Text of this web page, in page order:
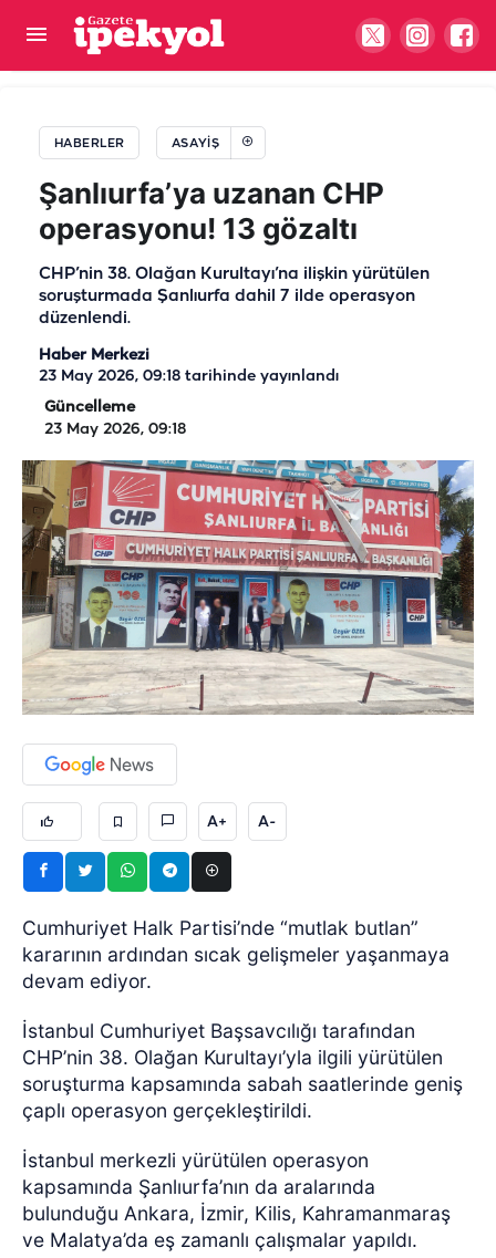
HABERLER ASAYIŞ
Şanlıurfa’ya uzanan CHP
operasyonu! 13 gözaltı
CHP’nin 38. Olağan Kurultayı’na ilişkin yürütülen
soruşturmada Şanlıurfa dahil 7 ilde operasyon
düzenlendi.
Haber Merkezi
23 May 2026, 09:18 tarihinde yayınlandı
Güncelleme
23 May 2026, 09:18
A+ A-
Cumhuriyet Halk Partisi’nde “mutlak butlan”
kararının ardından sıcak gelişmeler yaşanmaya
devam ediyor.
İstanbul Cumhuriyet Başsavcılığı tarafından
CHP’nin 38. Olağan Kurultayı’yla ilgili yürütülen
soruşturma kapsamında sabah saatlerinde geniş
çaplı operasyon gerçekleştirildi.
İstanbul merkezli yürütülen operasyon
kapsamında Şanlıurfa’nın da aralarında
bulunduğu Ankara, İzmir, Kilis, Kahramanmaraş
ve Malatya’da eş zamanlı çalışmalar yapıldı.
Şanlıurfa’da jandarmadan yasa dışı ekime